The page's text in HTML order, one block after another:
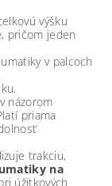
výšku
pričom jeden
v palcoch
názorom
priama
trakciu,
na
úžitkových